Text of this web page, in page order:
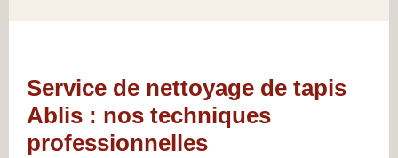
Service de nettoyage de tapis
Ablis : nos techniques
professionnelles